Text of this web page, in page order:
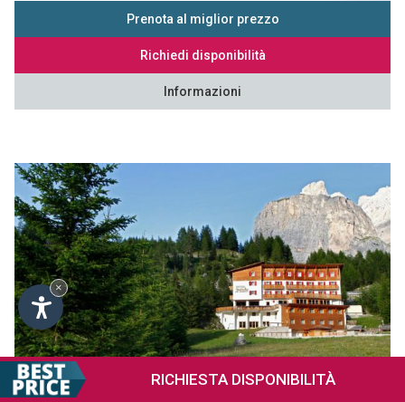
RICHIESTA DISPONIBILITÀ
Prenota al miglior prezzo
Richiedi disponibilità
Informazioni
×